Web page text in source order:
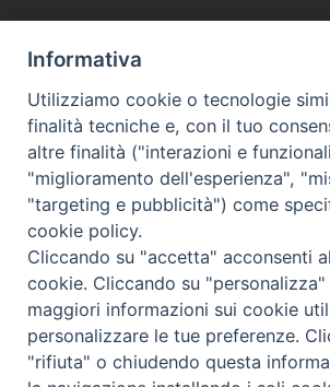
CALENDARIO PASTORALE
Piazza Duomo, 11 - 27100 Pavia - Tel. 0382.386511 -
0382.386525 -servizigenerali@diocesi.pavia.it -
Informativa
Utilizziamo cookie o tecnologie
finalità tecniche e, con il tuo
altre finalità ("interazioni e
"miglioramento dell'esperienza",
"targeting e pubblicità") come
cookie policy.
Cliccando su "accetta" acconsenti
cookie. Cliccando su
maggiori informazioni sui cookie
personalizzare le tue preferenze.
"rifiuta" o chiudendo questa